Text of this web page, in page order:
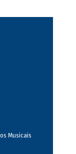
Musicais